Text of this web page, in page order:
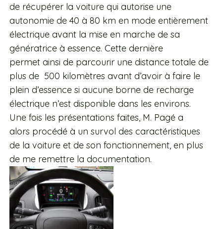
de récupérer la voiture qui autorise une
autonomie de 40 à 80 km en mode entièrement
électrique avant la mise en marche de sa
génératrice à essence. Cette dernière
permet ainsi de parcourir une distance totale de
plus de 500 kilomètres avant d’avoir à faire le
plein d’essence si aucune borne de recharge
électrique n’est disponible dans les environs.
Une fois les présentations faites, M. Pagé a
alors procédé à un survol des caractéristiques
de la voiture et de son fonctionnement, en plus
de me remettre la documentation.